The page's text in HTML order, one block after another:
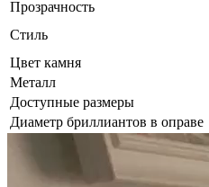
Прозрачность
Стиль
Цвет камня
Металл
Доступные размеры
Диаметр бриллиантов в оправе